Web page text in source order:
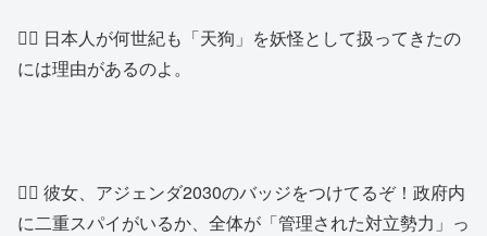
👱‍♀️ 日本人が何世紀も「天狗」を妖怪として扱ってきたの
には理由があるのよ。
👱‍♂️ 彼女、アジェンダ2030のバッジをつけてるぞ！政府内
に二重スパイがいるか、全体が「管理された対立勢力」っ